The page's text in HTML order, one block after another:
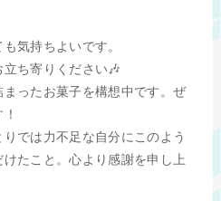
気持ちよいです。
ち寄りください🎶
ったお菓子を構想中です。ぜ
では力不足な自分にこのよう
たこと。心より感謝を申し上